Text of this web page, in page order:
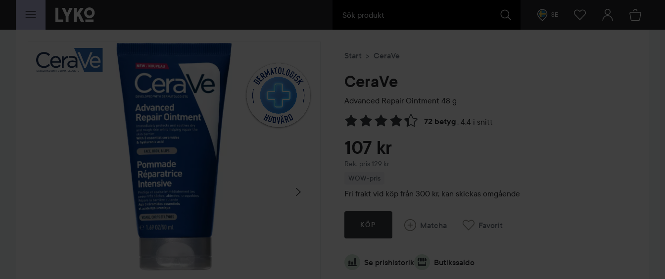
HOPPA TILL INNEHÅLLET SE
HOPPA ÖVER SEKTIONEN Start CeraVe
CeraVe
Advanced Repair Ointment 48 g
72 betyg , 4.4 i snitt
Hoppa till Betyg & kommentarer
107 kr
Rek. pris 129 kr
Rekommenderat pris 129 kr
WOW-pris
Fri frakt vid köp från 300 kr, kan skickas omgående
KÖP Matcha Favorit
Se prishistorik Butikssaldo